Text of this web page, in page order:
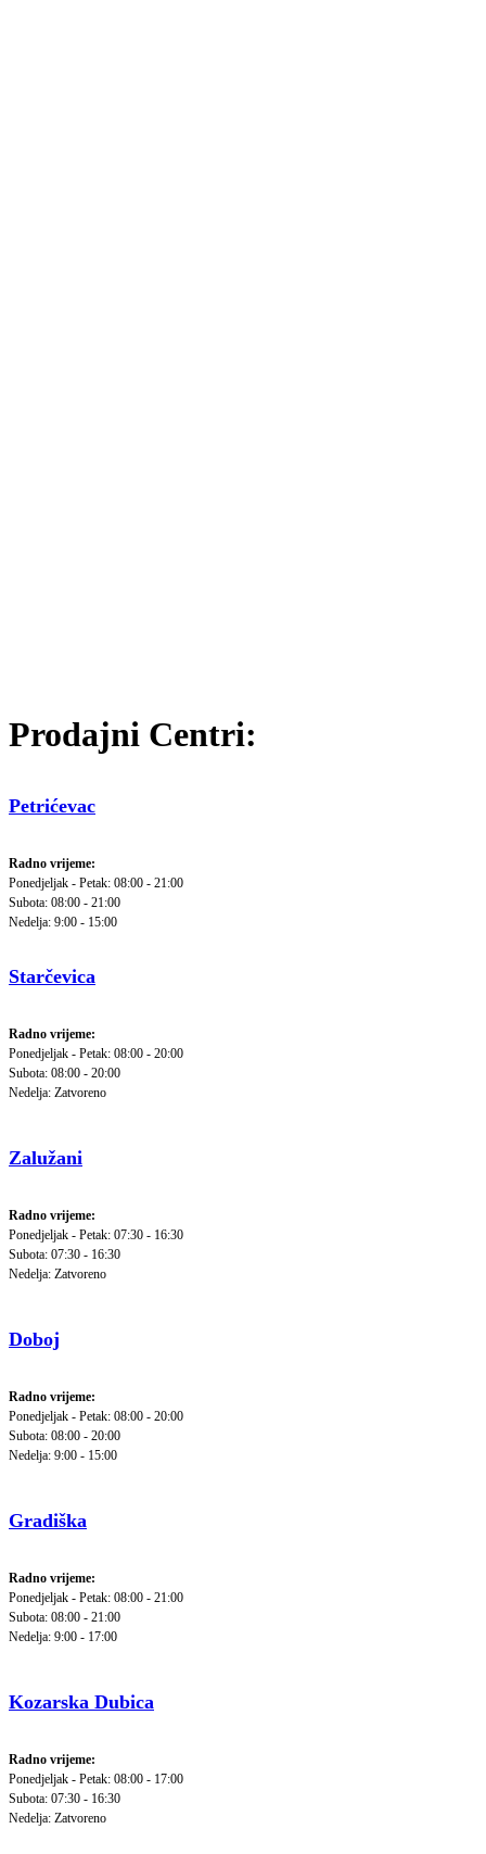
Prodajni Centri:
Petrićevac
Radno vrijeme:
Ponedjeljak - Petak: 08:00 - 21:00
Subota: 08:00 - 21:00
Nedelja: 9:00 - 15:00
Starčevica
Radno vrijeme:
Ponedjeljak - Petak: 08:00 - 20:00
Subota: 08:00 - 20:00
Nedelja: Zatvoreno
Zalužani
Radno vrijeme:
Ponedjeljak - Petak: 07:30 - 16:30
Subota: 07:30 - 16:30
Nedelja: Zatvoreno
Doboj
Radno vrijeme:
Ponedjeljak - Petak: 08:00 - 20:00
Subota: 08:00 - 20:00
Nedelja: 9:00 - 15:00
Gradiška
Radno vrijeme:
Ponedjeljak - Petak: 08:00 - 21:00
Subota: 08:00 - 21:00
Nedelja: 9:00 - 17:00
Kozarska Dubica
Radno vrijeme:
Ponedjeljak - Petak: 08:00 - 17:00
Subota: 07:30 - 16:30
Nedelja: Zatvoreno